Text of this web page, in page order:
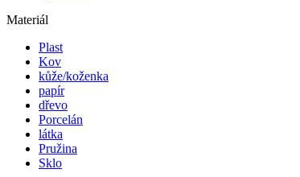
Materiál
Plast
Kov
kůže/koženka
papír
dřevo
Porcelán
látka
Pružina
Sklo